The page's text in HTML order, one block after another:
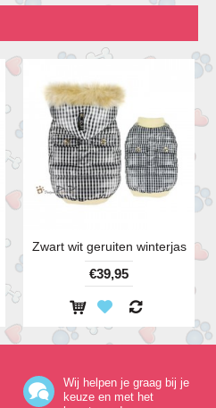
Zwart wit geruiten winterjas
€39,95
Wij helpen je graag bij je
keuze en met het